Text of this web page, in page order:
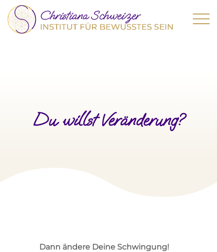
Du willst Veränderung?
Dann ändere Deine Schwingung!